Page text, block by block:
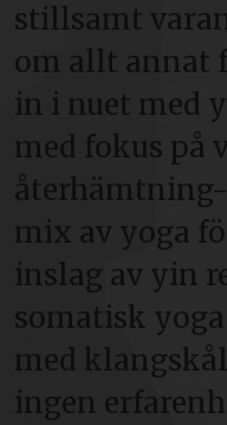
stillsamt
om allt annat
in i nuet med
med fokus på
mix av yoga
inslag av yin
somatisk
med
ingen